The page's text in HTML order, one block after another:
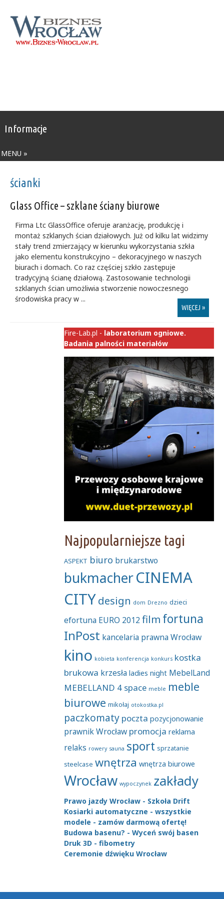
Informacje
MENU »
ścianki
Glass Office – szklane ściany biurowe
Firma Ltc GlassOffice oferuje aranżację, produkcję i
montaż szklanych ścian działowych. Już od kilku lat widzimy
stały trend zmierzający w kierunku wykorzystania szkła
jako elementu konstrukcyjno – dekoracyjnego w naszych
biurach i domach. Co raz częściej szkło zastępuje
tradycyjną ścianę działową. Zastosowanie technologii
szklanych ścian umożliwia stworzenie nowoczesnego
środowiska pracy w ...
WIĘCEJ »
Fire-Lab.pl - laboratorium ogniowe.
Badania palności materiałów
Najpopularniejsze tagi
ASPEKT biuro brukarstwo
bukmacherCINEMA
CITYdesign dom Drezno dzieci
efortuna EURO 2012film fortuna
InPost kancelaria prawna Wrocław
kino kobieta konferencja konkurs kostka
brukowa krzesła ladies night MebelLand
MEBELLAND 4 space meble meble
biurowe mikołaj otokostka.pl
paczkomaty poczta pozycjonowanie
prawnik Wrocław promocja reklama
relaks rowery sauna sport sprzatanie
steelcase wnętrza wnętrza biurowe
Wrocław wypoczynek zakłady
Prawo jazdy Wrocław - Szkoła Drift
Kosiarki automatyczne - wszystkie
modele - zamów darmową ofertę!
Budowa basenu? - Wyceń swój basen
Druk 3D - fibometry
Ceremonie dźwięku Wrocław